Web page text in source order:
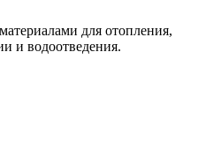
для отопления,
и водоотведения.